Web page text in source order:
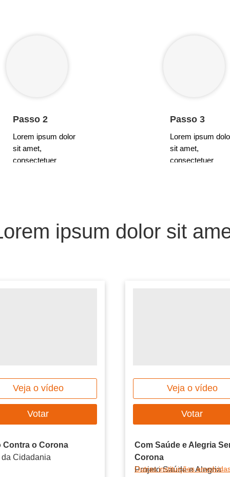
Passo 2
Lorem ipsum dolor
sit amet,
consectetuer
Passo 3
Lorem ipsum
sit amet,
consectetuer
ipsum dolor sit
Contra o Corona
Cidadania
Veja o vídeo
Votar
Com Saúde e Alegria
Corona
Projeto Saúde e Alegria
Veja o vídeo
Votar
Outras instituições